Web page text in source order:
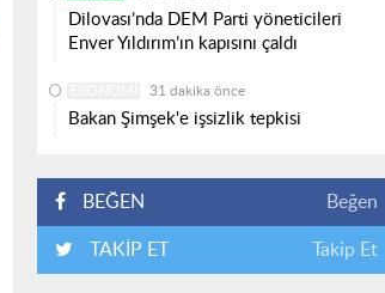
Dilovası’nda DEM Parti yöneticileri
Enver Yıldırım’ın kapısını çaldı
31 dakika önce
Bakan Şimşek'e işsizlik tepkisi
BEĞEN Beğen
TAKİP ET Takip Et